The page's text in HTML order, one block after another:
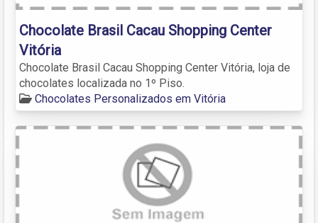
Chocolate Brasil Cacau Shopping Center
Vitória
Chocolate Brasil Cacau Shopping Center Vitória, loja de
chocolates localizada no 1º Piso.
Chocolates Personalizados em Vitória